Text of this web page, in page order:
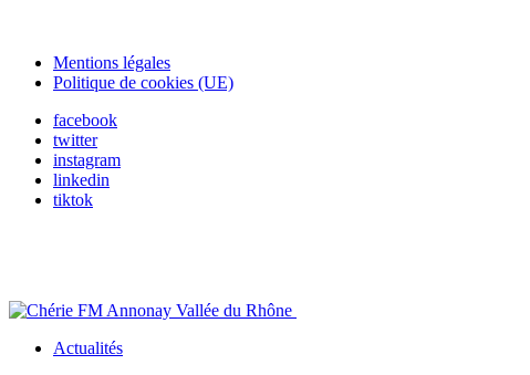
Mentions légales
Politique de cookies (UE)
facebook
twitter
instagram
linkedin
tiktok
Actualités